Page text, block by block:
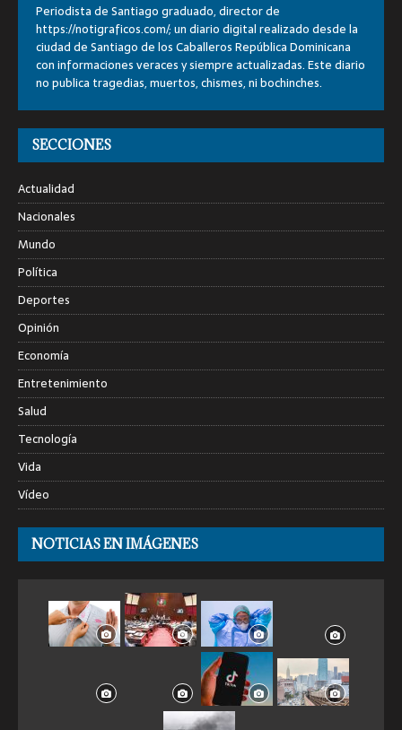
Periodista de Santiago graduado, director de
https://notigraficos.com/; un diario digital realizado desde la
ciudad de Santiago de los Caballeros República Dominicana
con informaciones veraces y siempre actualizadas. Este diario
no publica tragedias, muertos, chismes, ni bochinches.
SECCIONES
Actualidad
Nacionales
Mundo
Política
Deportes
Opinión
Economía
Entretenimiento
Salud
Tecnología
Vida
Vídeo
NOTICIAS EN IMÁGENES